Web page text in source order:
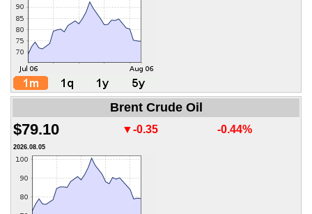
Brent Crude Oil
$79.10 ▼-0.35 -0.44%
2026.08.05